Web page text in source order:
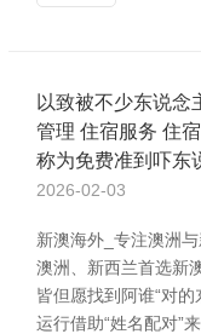
以致被不少东说念
管理 住宿服务 住
称为免费准到吓东
2026-02-03
新澳海外_专注澳洲
澳洲、新西兰首选新
皆但愿找到阿谁“对
运行借助“姓名配对”